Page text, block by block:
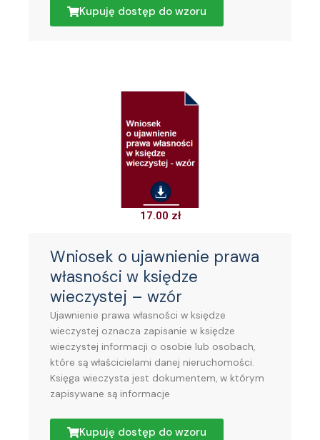
Kupuję dostęp do wzoru
17.00 zł
Wniosek o ujawnienie prawa
własności w księdze
wieczystej – wzór
Ujawnienie prawa własności w księdze
wieczystej oznacza zapisanie w księdze
wieczystej informacji o osobie lub osobach,
które są właścicielami danej nieruchomości.
Księga wieczysta jest dokumentem, w którym
zapisywane są informacje
Kupuję dostęp do wzoru